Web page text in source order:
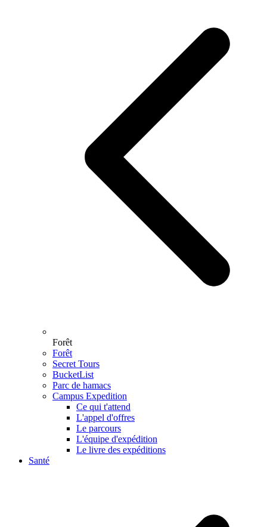
Forêt
Forêt
Secret Tours
BucketList
Parc de hamacs
Campus Expedition
Ce qui t'attend
L'appel d'offres
Le parcours
L'équipe d'expédition
Le livre des expéditions
Santé